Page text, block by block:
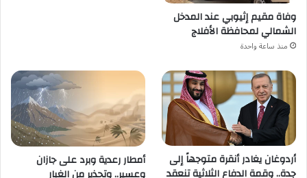
وفاة مقيم إثيوبي عند المدخل
الشمالي لمحافظة الأفلاج
منذ ساعة واحدة
أردوغان يغادر أنقرة متوجهاً إلى
جدة.. وقمة الدفاع الثلاثية تنعقد
أمطار رعدية وبرد على جازان
وعسير.. وتحذير من الغبار